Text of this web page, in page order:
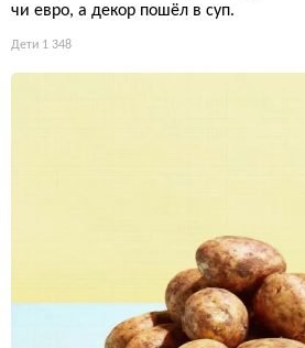
чи евро, а декор пошёл в суп.
Дети 1 348